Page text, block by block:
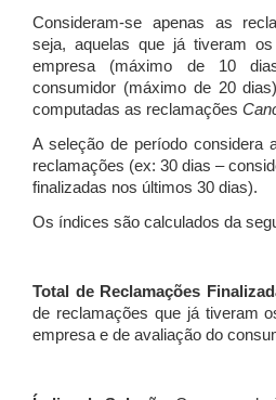
Consideram-se apenas as
seja, aquelas que já tiveram
empresa (máximo de 10
consumidor (máximo de 20
computadas as reclamações
A seleção de período considera
reclamações (ex: 30 dias –
finalizadas nos últimos 30 dias).
Os índices são calculados da
Total de Reclamações
de reclamações que já tiveram
empresa e de avaliação do